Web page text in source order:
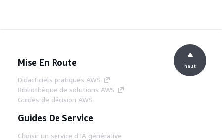
Mise En Route
Didacticiels pratiques AWS
Bibliothèque de solutions AWS
Guides de décision AWS
Guides De Service
Choisir un service d'IA générative
haut